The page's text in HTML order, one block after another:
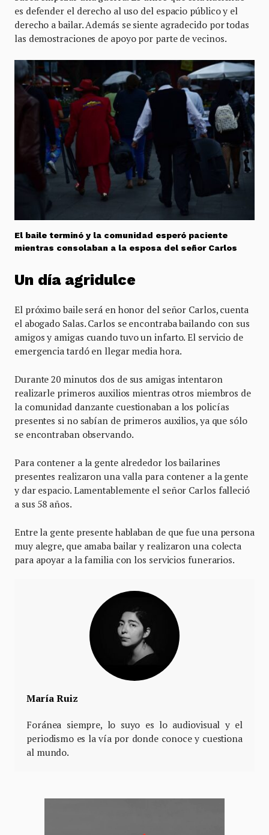
es defender el derecho al uso del espacio público y el
derecho a bailar. Además se siente agradecido por todas
las demostraciones de apoyo por parte de vecinos.
El baile terminó y la comunidad esperó paciente
mientras consolaban a la esposa del señor Carlos
Un día agridulce
El próximo baile será en honor del señor Carlos, cuenta
el abogado Salas. Carlos se encontraba bailando con sus
amigos y amigas cuando tuvo un infarto. El servicio de
emergencia tardó en llegar media hora.
Durante 20 minutos dos de sus amigas intentaron
realizarle primeros auxilios mientras otros miembros de
la comunidad danzante cuestionaban a los policías
presentes si no sabían de primeros auxilios, ya que sólo
se encontraban observando.
Para contener a la gente alrededor los bailarines
presentes realizaron una valla para contener a la gente
y dar espacio. Lamentablemente el señor Carlos falleció
a sus 58 años.
Entre la gente presente hablaban de que fue una persona
muy alegre, que amaba bailar y realizaron una colecta
para apoyar a la familia con los servicios funerarios.
María Ruiz
Foránea siempre, lo suyo es lo audiovisual y el
periodismo es la vía por donde conoce y cuestiona
al mundo.